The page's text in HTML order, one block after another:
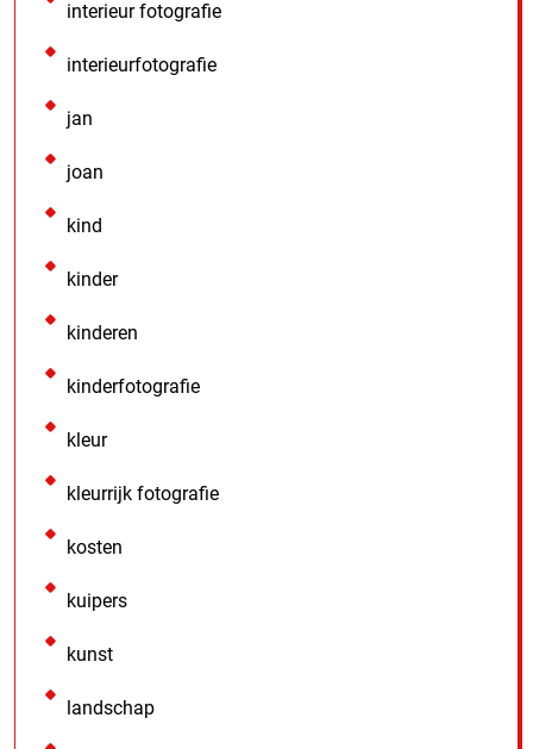
interieur fotografie
interieurfotografie
jan
joan
kind
kinder
kinderen
kinderfotografie
kleur
kleurrijk fotografie
kosten
kuipers
kunst
landschap